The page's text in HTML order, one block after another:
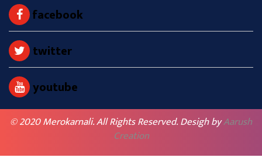
facebook
twitter
youtube
© 2020 Merokarnali. All Rights Reserved. Desigh byAarush
Creation